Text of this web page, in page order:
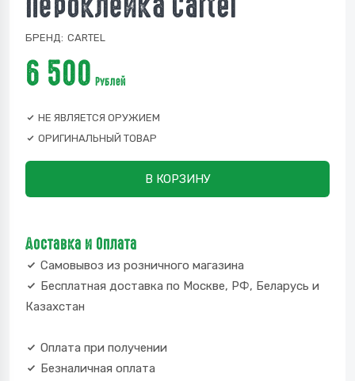
Пероклейка Cartel
БРЕНД: CARTEL
6 500 Рублей
НЕ ЯВЛЯЕТСЯ ОРУЖИЕМ
ОРИГИНАЛЬНЫЙ ТОВАР
В КОРЗИНУ
Доставка и Оплата
Самовывоз из розничного магазина
Бесплатная доставка по Москве, РФ, Беларусь и
Казахстан
Оплата при получении
Безналичная оплата